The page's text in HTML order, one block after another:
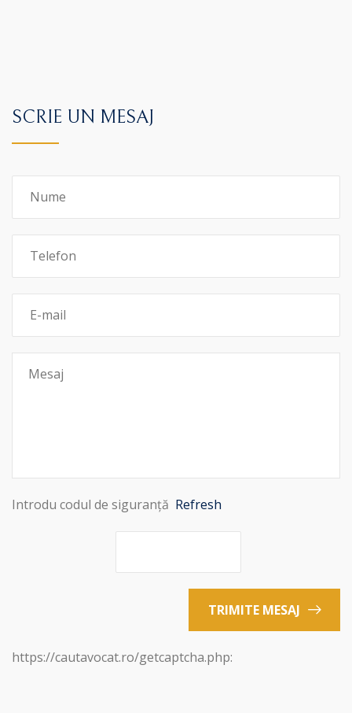
SCRIE UN MESAJ
Introdu codul de siguranță Refresh
TRIMITE MESAJ
https://cautavocat.ro/getcaptcha.php: